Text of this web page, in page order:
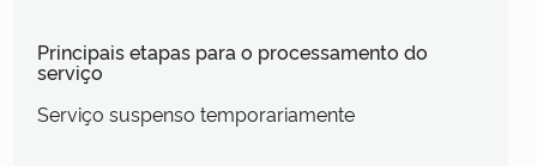
Principais etapas para o processamento do
serviço
Serviço suspenso temporariamente